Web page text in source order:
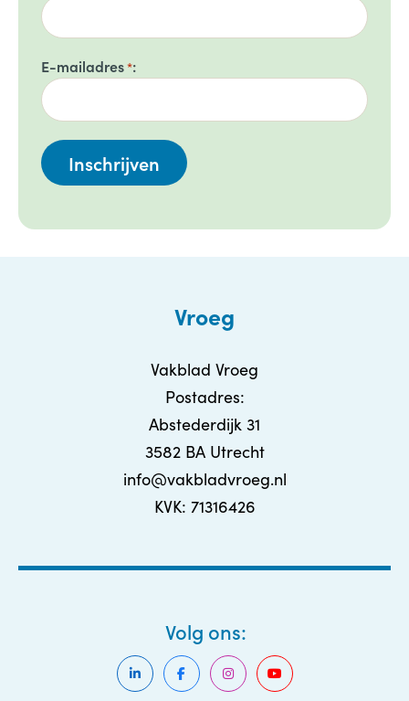
E-mailadres*
Vroeg
Vakblad Vroeg
Postadres:
Abstederdijk 31
3582 BA Utrecht
info@vakbladvroeg.nl
KVK: 71316426
Volg ons: